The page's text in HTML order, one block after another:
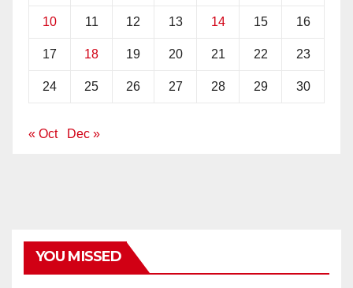
10 11 12 13 14 15 16
17 18 19 20 21 22 23
24 25 26 27 28 29 30
« Oct Dec »
YOU MISSED